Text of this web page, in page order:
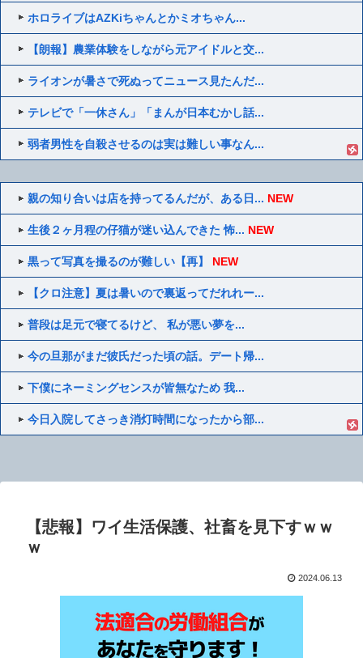
ホロライブはAZKiちゃんとかミオちゃん...
【朗報】農業体験をしながら元アイドルと交...
ライオンが暑さで死ぬってニュース見たんだ...
テレビで「一休さん」「まんが日本むかし話...
弱者男性を自殺させるのは実は難しい事なん...
親の知り合いは店を持ってるんだが、ある日... NEW
生後２ヶ月程の仔猫が迷い込んできた 怖... NEW
黒って写真を撮るのが難しい【再】 NEW
【クロ注意】夏は暑いので裏返ってだれれー...
普段は足元で寝てるけど、 私が悪い夢を...
今の旦那がまだ彼氏だった頃の話。デート帰...
下僕にネーミングセンスが皆無なため 我...
今日入院してさっき消灯時間になったから部...
【悲報】ワイ生活保護、社畜を見下すｗｗ
ｗ
2024.06.13